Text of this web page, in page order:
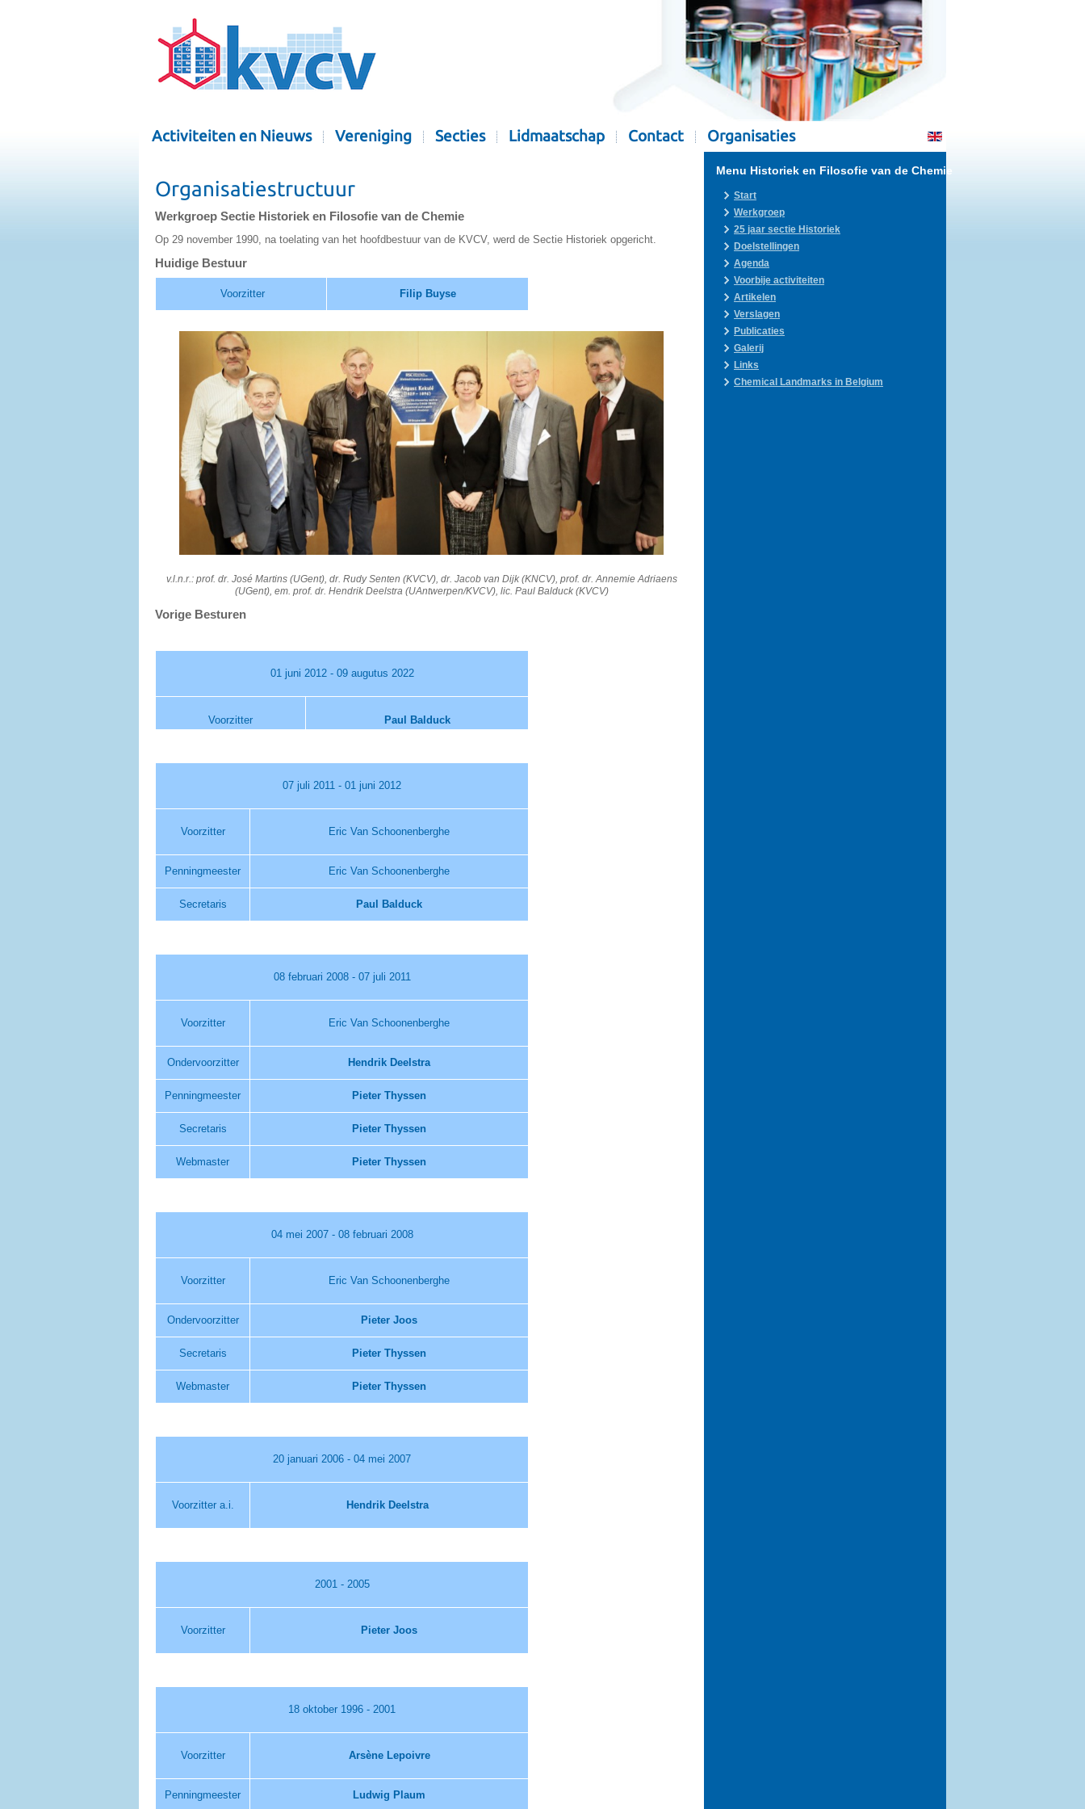
Activiteiten en Nieuws Vereniging Secties Lidmaatschap Contact Organisaties
Organisatiestructuur
Werkgroep Sectie Historiek en Filosofie van de Chemie
Op 29 november 1990, na toelating van het hoofdbestuur van de KVCV, werd de Sectie Historiek opgericht.
Huidige Bestuur
Voorzitter Filip Buyse
v.l.n.r.: prof. dr. José Martins (UGent), dr. Rudy Senten (KVCV), dr. Jacob van Dijk (KNCV), prof. dr. Annemie Adriaens
(UGent), em. prof. dr. Hendrik Deelstra (UAntwerpen/KVCV), lic. Paul Balduck (KVCV)
Vorige Besturen
01 juni 2012 - 09 augutus 2022
Voorzitter Paul Balduck
07 juli 2011 - 01 juni 2012
Voorzitter Eric Van Schoonenberghe
Penningmeester Eric Van Schoonenberghe
Secretaris Paul Balduck
08 februari 2008 - 07 juli 2011
Voorzitter Eric Van Schoonenberghe
Ondervoorzitter Hendrik Deelstra
Penningmeester Pieter Thyssen
Secretaris Pieter Thyssen
Webmaster Pieter Thyssen
04 mei 2007 - 08 februari 2008
Voorzitter Eric Van Schoonenberghe
Ondervoorzitter Pieter Joos
Secretaris Pieter Thyssen
Webmaster Pieter Thyssen
20 januari 2006 - 04 mei 2007
Voorzitter a.i. Hendrik Deelstra
2001 - 2005
Voorzitter Pieter Joos
18 oktober 1996 - 2001
Voorzitter Arsène Lepoivre
Penningmeester Ludwig Plaum
Menu Historiek en Filosofie van de Chemie
Start
Werkgroep
25 jaar sectie Historiek
Doelstellingen
Agenda
Voorbije activiteiten
Artikelen
Verslagen
Publicaties
Galerij
Links
Chemical Landmarks in Belgium